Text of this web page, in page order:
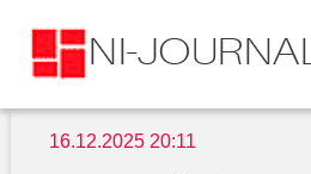
16.12.2025 20:11